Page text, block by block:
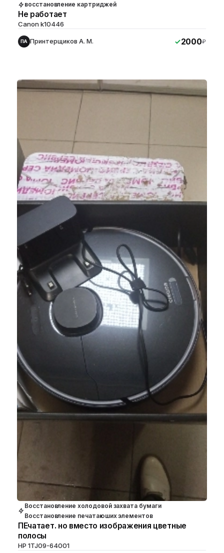
восстановление картриджей
Не работает
Canon k10446
ПА Принтерщиков А. М. 2000₽
Восстановление холодовой захвата бумаги
Восстановление печатаюших элементов
ПЕчатает. но вместо изображения цветные
полосы
HP 1TJ09-64001